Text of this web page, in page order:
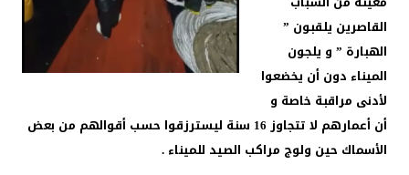
القاصرين يلقبون ”
الهبارة ” و يلجون
الميناء دون أن يخضعوا
لأدنى مراقبة خاصة و
أن أعمارهم لا تتجاوز 16 سنة ليسترزقوا حسب أقوالهم من بعض
الأسماك حين ولوج مراكب الصيد للميناء .